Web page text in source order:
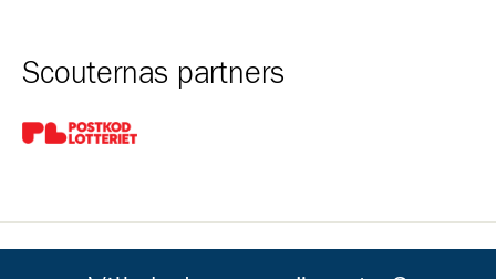
Scouternas partners
Gå till pl_50